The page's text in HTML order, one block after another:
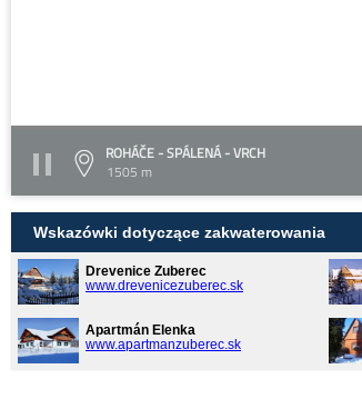
ROHÁČE - SPÁLENÁ - VRCH
1505 m
Wskazówki dotyczące zakwaterowania
Drevenice Zuberec
www.drevenicezuberec.sk
Apartmán Elenka
www.apartmanzuberec.sk